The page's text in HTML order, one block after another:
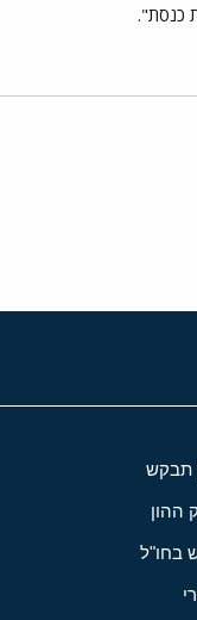
כנסת".
תבקש
ההון
בחו"ל